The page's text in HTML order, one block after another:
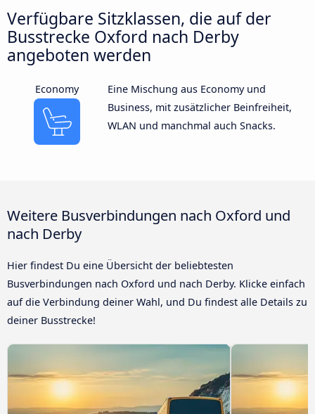
Verfügbare Sitzklassen, die auf der
Busstrecke Oxford nach Derby
angeboten werden
Economy
Eine Mischung aus Economy und
Business, mit zusätzlicher Beinfreiheit,
WLAN und manchmal auch Snacks.
Weitere Busverbindungen nach Oxford und
nach Derby
Hier findest Du eine Übersicht der beliebtesten
Busverbindungen nach Oxford und nach Derby. Klicke einfach
auf die Verbindung deiner Wahl, und Du findest alle Details zu
deiner Busstrecke!